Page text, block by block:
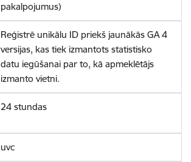
pakalpojumus)
Reģistrē unikālu ID priekš jaunākās GA 4
versijas, kas tiek izmantots statistisko
datu iegūšanai par to, kā apmeklētājs
izmanto vietni.
24 stundas
uvc